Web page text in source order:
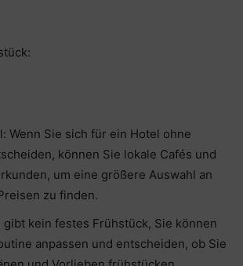
Wenn Sie sich für ein Hotel ohne
können Sie lokale Cafés und
um eine größere Auswahl an
zu finden.
gibt kein festes Frühstück, Sie können
anpassen und entscheiden, ob Sie